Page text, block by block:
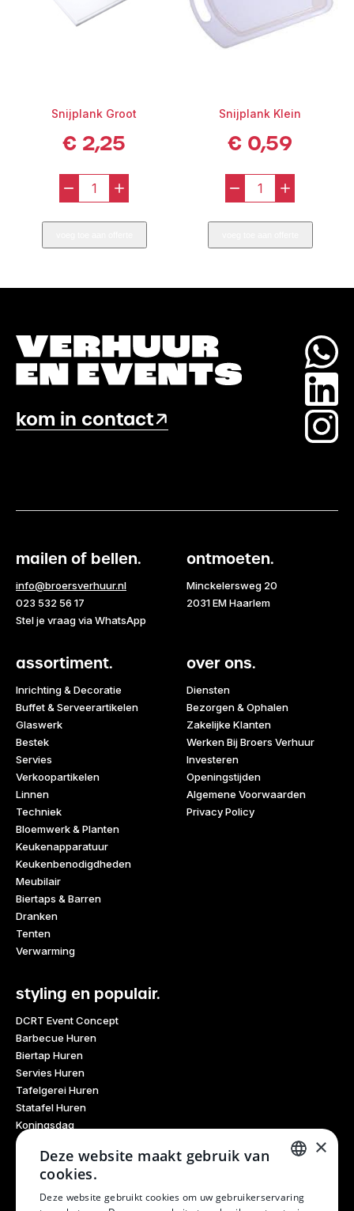
Snijplank Groot
€ 2,25
-
Snijplank
Groot
aantal
+
Snijplank Klein
€ 0,59
-
Snijplank
Klein
aantal
+
kom in contact
mailen of bellen.
info@broersverhuur.nl
023 532 56 17
Stel je vraag via WhatsApp
ontmoeten.
Minckelersweg 20
2031 EM Haarlem
assortiment.
Inrichting & Decoratie
Buffet & Serveerartikelen
Glaswerk
Bestek
Servies
Verkoopartikelen
Linnen
Techniek
Bloemwerk & Planten
Keukenapparatuur
Keukenbenodigdheden
Meubilair
Biertaps & Barren
Dranken
Tenten
Verwarming
over ons.
Diensten
Bezorgen & Ophalen
Zakelijke Klanten
Werken Bij Broers Verhuur
Investeren
Openingstijden
Algemene Voorwaarden
Privacy Policy
styling en populair.
DCRT Event Concept
Barbecue Huren
Biertap Huren
Servies Huren
Tafelgerei Huren
Statafel Huren
Koningsdag
Glaswerk Huren
Feestdagen
Haarlem Culinair
Evenementen Verhuur
×
Deze website maakt gebruik van
cookies.
Deze website gebruikt cookies om uw gebruikerservaring